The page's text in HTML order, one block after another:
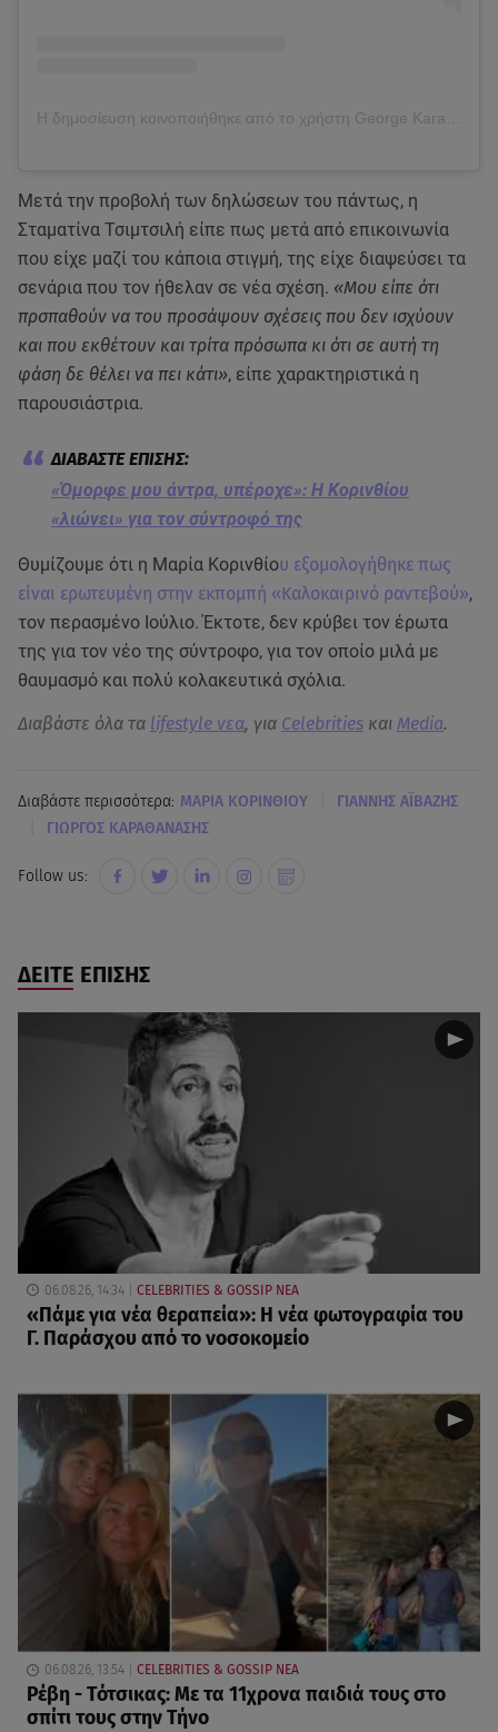
Η δημοσίευση κοινοποιήθηκε από το χρήστη George Karathanasis (@karathanasisgeorge)
Μετά την προβολή των δηλώσεων του πάντως, η
Σταματίνα Τσιμτσιλή είπε πως μετά από επικοινωνία
που είχε μαζί του κάποια στιγμή, της είχε διαψεύσει τα
σενάρια που τον ήθελαν σε νέα σχέση. «Μου είπε ότι
πρσπαθούν να του προσάψουν σχέσεις που δεν ισχύουν
και που εκθέτουν και τρίτα πρόσωπα κι ότι σε αυτή τη
φάση δε θέλει να πει κάτι», είπε χαρακτηριστικά η
παρουσιάστρια.
«Όμορφε μου άντρα, υπέροχε»: Η Κορινθίου
«λιώνει» για τον σύντροφό της
Θυμίζουμε ότι η Μαρία Κορινθίου εξομολογήθηκε πως
είναι ερωτευμένη στην εκπομπή «Καλοκαιρινό ραντεβού»,
τον περασμένο Ιούλιο. Έκτοτε, δεν κρύβει τον έρωτα
της για τον νέο της σύντροφο, για τον οποίο μιλά με
θαυμασμό και πολύ κολακευτικά σχόλια.
Διαβάστε όλα τα lifestyle νεα, για Celebrities και Media.
Διαβάστε περισσότερα: MΑΡΙΑ ΚΟΡΙΝΘΙΟΥ ΓΙΑΝΝΗΣ ΑΪΒΑΖΗΣ
ΓΙΩΡΓΟΣ ΚΑΡΑΘΑΝΑΣΗΣ
Follow us:
ΔΕΙΤΕ ΕΠΙΣΗΣ
06.08.26, 14:34 CELEBRITIES & GOSSIP ΝΕΑ
«Πάμε για νέα θεραπεία»: Η νέα φωτογραφία του
Γ. Παράσχου από το νοσοκομείο
06.08.26, 13:54 CELEBRITIES & GOSSIP ΝΕΑ
Ρέβη - Τότσικας: Με τα 11χρονα παιδιά τους στο
σπίτι τους στην Τήνο